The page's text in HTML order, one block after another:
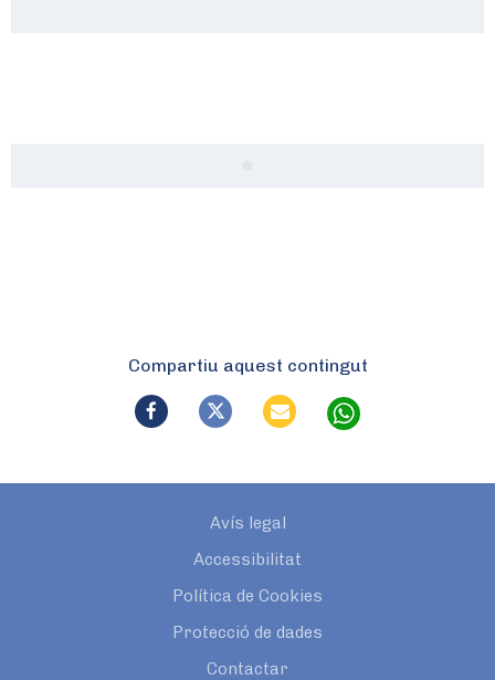
Compartiu aquest contingut
Avís legal
Accessibilitat
Política de Cookies
Protecció de dades
Contactar